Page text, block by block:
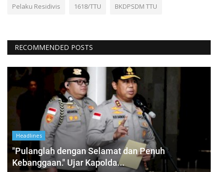
Pelaku Residivis 1618/TTU BKDPSDM TTU
RECOMMENDED POSTS
Headlines
"Pulanglah dengan Selamat dan Penuh
Kebanggaan." Ujar Kapolda...